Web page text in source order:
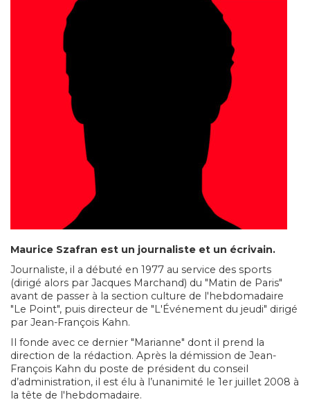
Maurice Szafran est un journaliste et un écrivain.
Journaliste, il a débuté en 1977 au service des sports
(dirigé alors par Jacques Marchand) du "Matin de Paris"
avant de passer à la section culture de l'hebdomadaire
"Le Point", puis directeur de "L'Événement du jeudi" dirigé
par Jean-François Kahn.
Il fonde avec ce dernier "Marianne" dont il prend la
direction de la rédaction. Après la démission de Jean-
François Kahn du poste de président du conseil
d’administration, il est élu à l’unanimité le 1er juillet 2008 à
la tête de l'hebdomadaire.